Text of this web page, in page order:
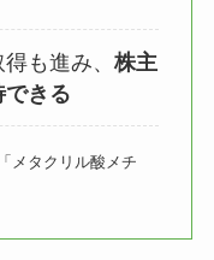
も進み、株主
きる
メタクリル酸メチ